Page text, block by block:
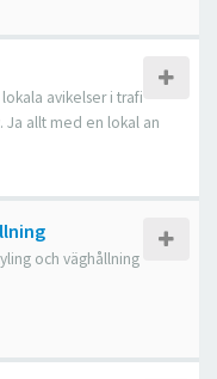
avikelser i trafi
Ja allt med en lokal an
och väghållning